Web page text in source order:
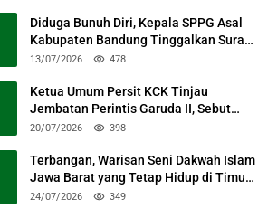
Diduga Bunuh Diri, Kepala SPPG Asal
Kabupaten Bandung Tinggalkan Surat
Permohonan Maaf
13/07/2026 478
Ketua Umum Persit KCK Tinjau
Jembatan Perintis Garuda II, Sebut
Simbol Kebersamaan TNI dan Rakyat
20/07/2026 398
Terbangan, Warisan Seni Dakwah Islam
Jawa Barat yang Tetap Hidup di Timur
Kabupaten Bandung
24/07/2026 349